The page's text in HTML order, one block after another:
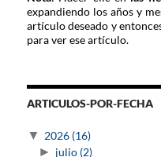
expandiendo los años y
artículo deseado y
para ver ese artículo.
ARTICULOS-POR-FECHA
▼ 2026 (16)
► julio (2)